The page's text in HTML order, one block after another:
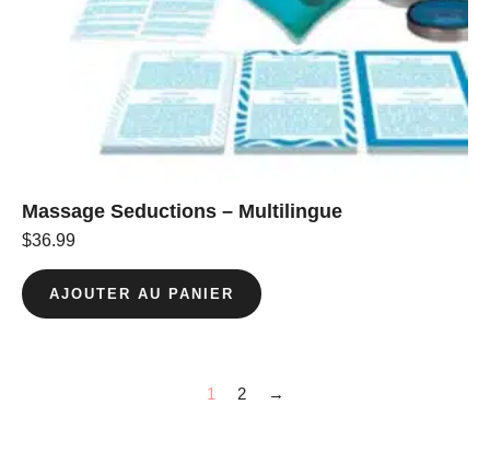
Massage Seductions – Multilingue
$36.99
AJOUTER AU PANIER
1 2 →